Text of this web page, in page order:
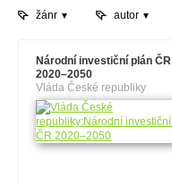
žánr autor
Národní investiční plán ČR
2020–2050
Vláda České republiky